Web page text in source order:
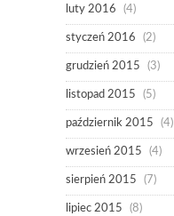
luty 2016 (4)
styczeń 2016 (2)
grudzień 2015 (3)
listopad 2015 (5)
październik 2015 (4)
wrzesień 2015 (4)
sierpień 2015 (7)
lipiec 2015 (8)